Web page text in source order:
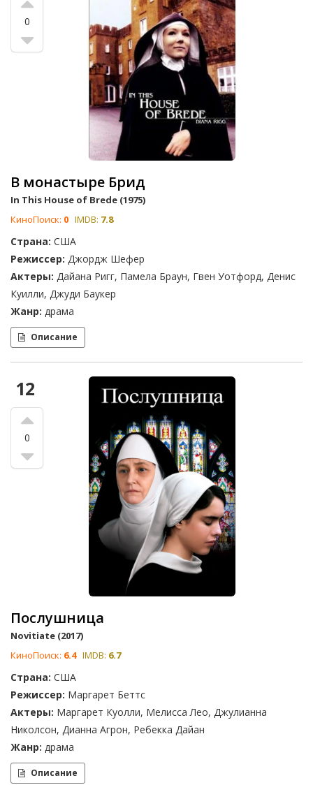
0
В монастыре Брид
In This House of Brede (1975)
КиноПоиск: 0 IMDB: 7.8
Страна: США
Режиссер: Джордж Шефер
Актеры: Дайана Ригг, Памела Браун, Гвен Уотфорд, Денис
Куилли, Джуди Баукер
Жанр: драма
Описание
12
0
Послушница
Novitiate (2017)
КиноПоиск: 6.4 IMDB: 6.7
Страна: США
Режиссер: Маргарет Беттс
Актеры: Маргарет Куолли, Мелисса Лео, Джулианна
Николсон, Дианна Агрон, Ребекка Дайан
Жанр: драма
Описание